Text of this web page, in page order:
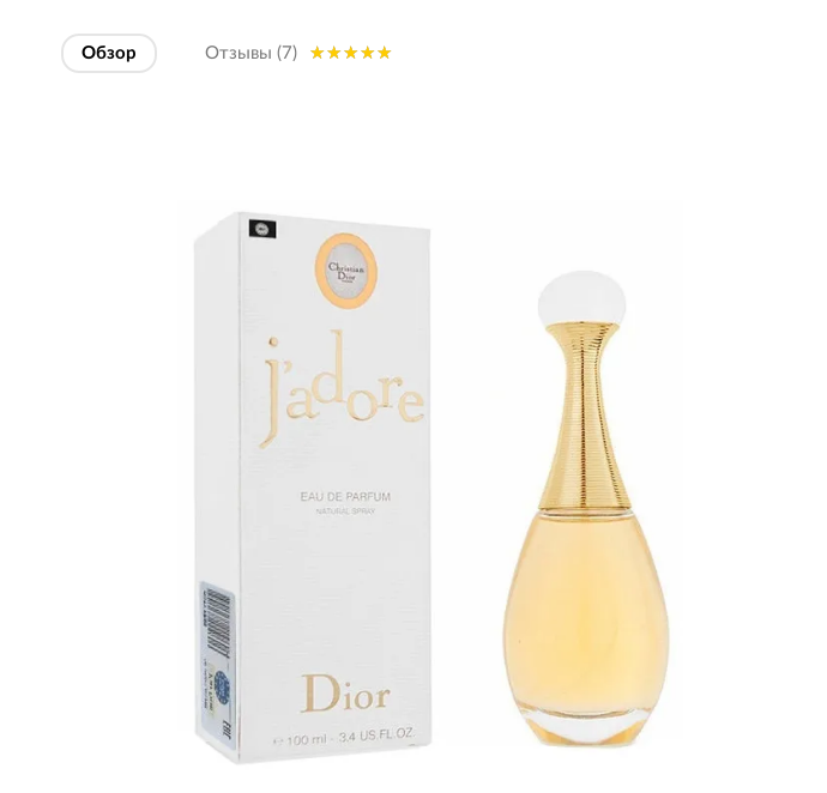
Обзор Отзывы (7)